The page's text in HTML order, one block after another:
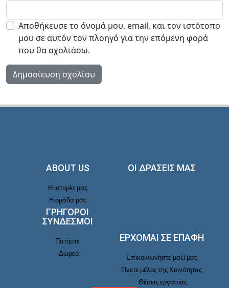
Αποθήκευσε το όνομά μου, email, και τον ιστότοπο
μου σε αυτόν τον πλοηγό για την επόμενη φορά
που θα σχολιάσω.
ABOUT US
Η ιστορία μας
Η ομάδα μας
ΟΙ ΔΡΑΣΕΙΣ ΜΑΣ
ΓΡΗΓΟΡΟΙ
ΣΥΝΔΕΣΜΟΙ
Πατήστε
Δωρεά
ΕΡΧΟΜΑΙ ΣΕ ΕΠΑΦΉ
Επικοινωνήστε μαζί μας
Γίνετε μέλος της Κοινότητας
Θέσεις εργασίας